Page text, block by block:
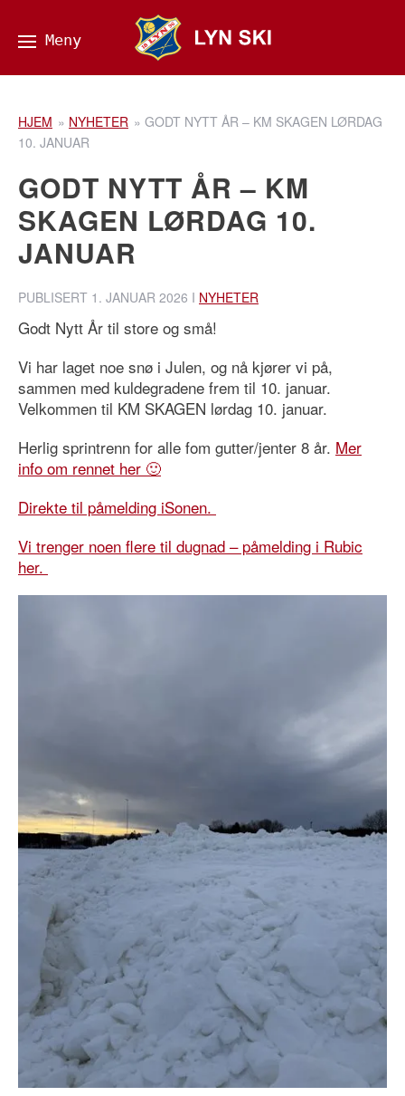
HJEM » NYHETER » GODT NYTT ÅR – KM SKAGEN LØRDAG
10. JANUAR
GODT NYTT ÅR – KM
SKAGEN LØRDAG 10.
JANUAR
PUBLISERT 1. JANUAR 2026 I NYHETER
Godt Nytt År til store og små!
Vi har laget noe snø i Julen, og nå kjører vi på,
sammen med kuldegradene frem til 10. januar.
Velkommen til KM SKAGEN lørdag 10. januar.
Herlig sprintrenn for alle fom gutter/jenter 8 år. Mer
info om rennet her 🙂
Direkte til påmelding iSonen.
Vi trenger noen flere til dugnad – påmelding i Rubic
her.